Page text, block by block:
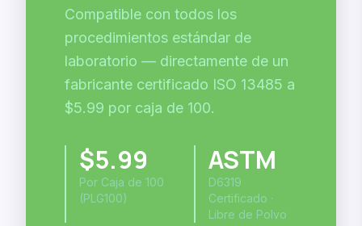
Compatible con todos los
procedimientos estándar de
laboratorio — directamente de un
fabricante certificado ISO 13485 a
$5.99 por caja de 100.
$5.99
Por Caja de 100
(PLG100)
ASTM
D6319
Certificado ·
Libre de Polvo